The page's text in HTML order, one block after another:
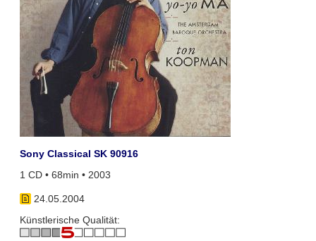
Sony Classical SK 90916
1 CD • 68min • 2003
24.05.2004
Künstlerische Qualität: